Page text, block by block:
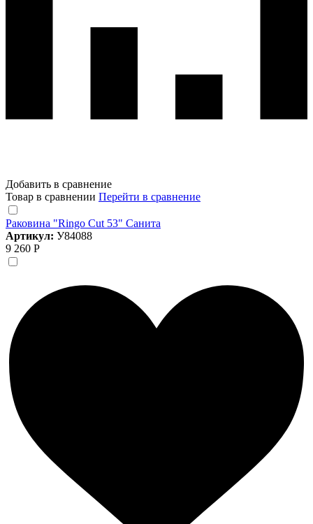
Добавить в сравнение
Товар в сравнении Перейти в сравнение
Раковина "Ringo Cut 53" Санита
Артикул: У84088
9 260 Р